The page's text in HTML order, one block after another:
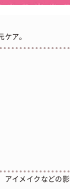
ア。
イメイクなどの